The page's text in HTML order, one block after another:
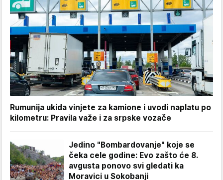
Rumunija ukida vinjete za kamione i uvodi naplatu po
kilometru: Pravila važe i za srpske vozače
Jedino "Bombardovanje" koje se
čeka cele godine: Evo zašto će 8.
avgusta ponovo svi gledati ka
Moravici u Sokobanji